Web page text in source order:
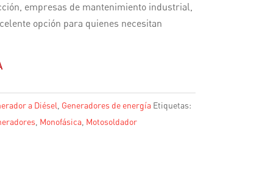
empresas de mantenimiento industrial,
opción para quienes necesitan
a Diésel Generadores de energía Etiquetas:
, Monofásica, Motosoldador